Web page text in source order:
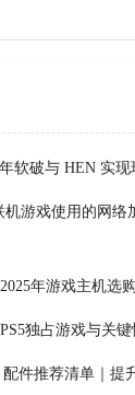
软破与 HEN 实
机游戏使用的网络
年游戏主机选
独占游戏与关
件推荐清单｜提